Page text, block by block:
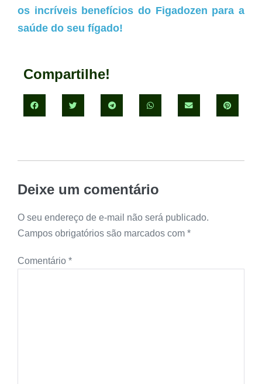
os incríveis benefícios do Figadozen para a
saúde do seu fígado!
Compartilhe!
Deixe um comentário
O seu endereço de e-mail não será publicado.
Campos obrigatórios são marcados com *
Comentário *